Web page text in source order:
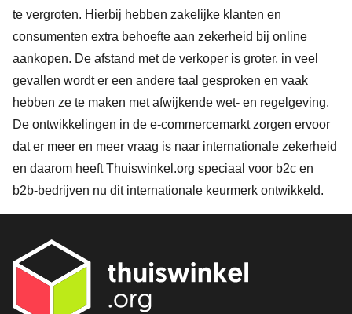
te vergroten. Hierbij hebben zakelijke klanten en
consumenten extra behoefte aan zekerheid bij online
aankopen. De afstand met de verkoper is groter, in veel
gevallen wordt er een andere taal gesproken en vaak
hebben ze te maken met afwijkende wet- en regelgeving.
De ontwikkelingen in de e-commercemarkt zorgen ervoor
dat er meer en meer vraag is naar internationale zekerheid
en daarom heeft Thuiswinkel.org speciaal voor b2c en
b2b-bedrijven nu dit internationale keurmerk ontwikkeld.